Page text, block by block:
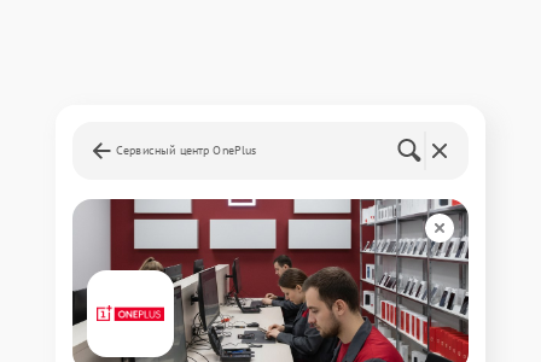
Сервисный центр OnePlus